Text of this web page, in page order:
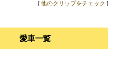
[他のクリップをチェック ]
愛車一覧